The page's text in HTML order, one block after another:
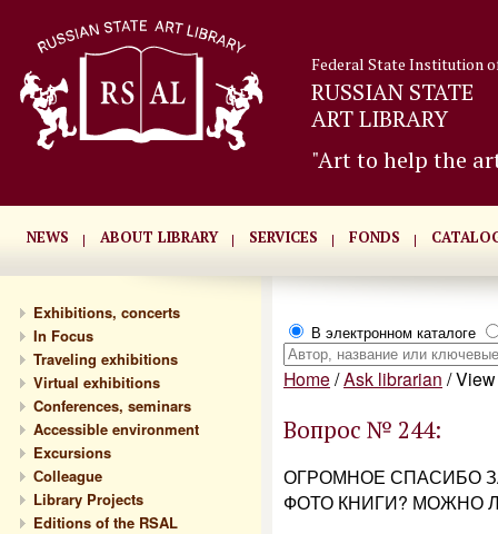
Federal State Institution
RUSSIAN STATE
ART LIBRARY
"Art to help the
NEWS ABOUT LIBRARY SERVICES FONDS
Exhibitions, concerts
In Focus
Traveling exhibitions
Virtual exhibitions
Conferences, seminars
Accessible environment
Excursions
Сolleague
Library Projects
Editions of the RSAL
В электронном каталоге
Home/Ask librarian /View
Вопрос № 244:
ОГРОМНОЕ СПАСИБО
ФОТО КНИГИ? МОЖНО